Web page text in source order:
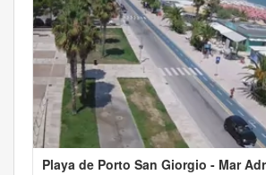
Playa de Porto San Giorgio - Mar